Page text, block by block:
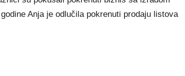
Anja je odlučila pokrenuti prodaju listova